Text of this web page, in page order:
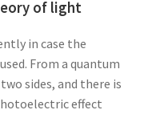
で独自の領
of light
in case the
From a quantum
sides, and there is
effect